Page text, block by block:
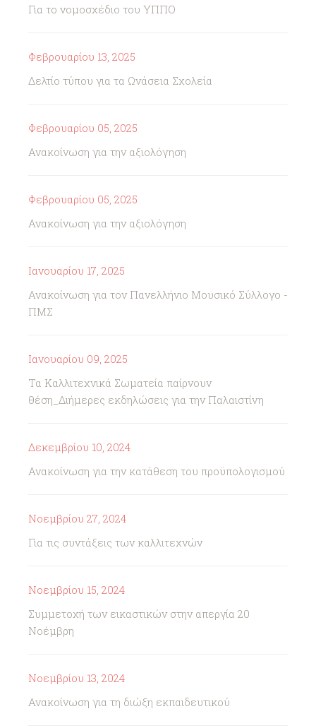
Για το νομοσχέδιο του ΥΠΠΟ
Φεβρουαρίου 13, 2025
Δελτίο τύπου για τα Ωνάσεια Σχολεία
Φεβρουαρίου 05, 2025
Ανακοίνωση για την αξιολόγηση
Φεβρουαρίου 05, 2025
Ανακοίνωση για την αξιολόγηση
Ιανουαρίου 17, 2025
Ανακοίνωση για τον Πανελλήνιο Μουσικό Σύλλογο -
ΠΜΣ
Ιανουαρίου 09, 2025
Τα Καλλιτεχνικά Σωματεία παίρνουν
θέση_Διήμερες εκδηλώσεις για την Παλαιστίνη
Δεκεμβρίου 10, 2024
Ανακοίνωση για την κατάθεση του προϋπολογισμού
Νοεμβρίου 27, 2024
Για τις συντάξεις των καλλιτεχνών
Νοεμβρίου 15, 2024
Συμμετοχή των εικαστικών στην απεργία 20
Νοέμβρη
Νοεμβρίου 13, 2024
Ανακοίνωση για τη διώξη εκπαιδευτικού